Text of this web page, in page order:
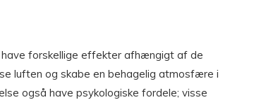
forskellige effekter afhængigt af de
luften og skabe en behagelig atmosfære i
også have psykologiske fordele; visse